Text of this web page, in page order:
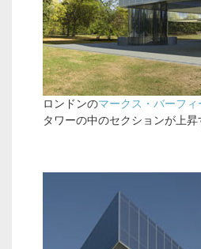
ロンドンのマークス・バーフ
タワーの中のセクションが上昇